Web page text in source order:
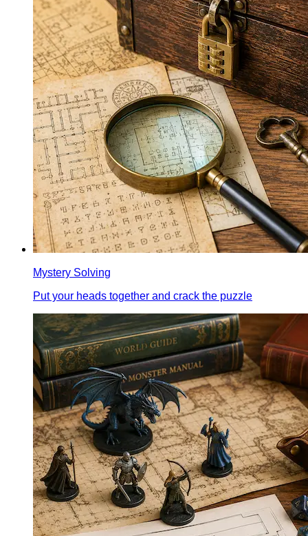
Mystery Solving
Put your heads together and crack the puzzle